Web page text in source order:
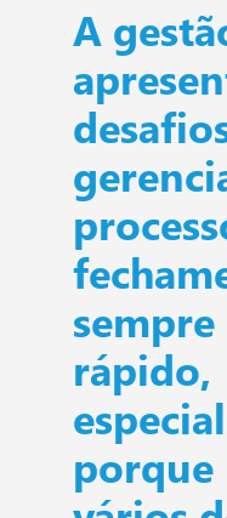
A
rápido,
porque